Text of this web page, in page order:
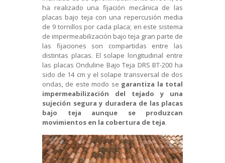
ha realizado una fijación mecánica de las
placas bajo teja con una repercusión media
de 9 tornillos por cada placa; en este sistema
de impermeabilización bajo teja gran parte de
las fijaciones son compartidas entre las
distintas placas. El solape longitudinal entre
las placas Onduline Bajo Teja DRS BT-200 ha
sido de 14 cm y el solape transversal de dos
ondas, de este modo se garantiza la total
impermeabilización del tejado y una
sujeción segura y duradera de las placas
bajo teja aunque se produzcan
movimientos en la cobertura de teja.